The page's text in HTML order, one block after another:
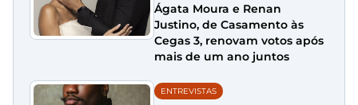
Ágata Moura e Renan
Justino, de Casamento às
Cegas 3, renovam votos após
mais de um ano juntos
ENTREVISTAS